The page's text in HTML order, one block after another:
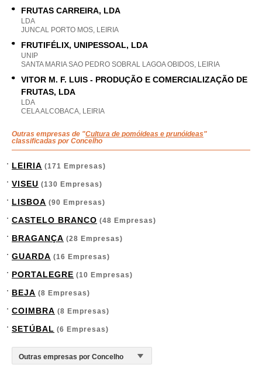
FRUTAS CARREIRA, LDA
LDA
JUNCAL PORTO MOS, LEIRIA
FRUTIFÉLIX, UNIPESSOAL, LDA
UNIP
SANTA MARIA SAO PEDRO SOBRAL LAGOA OBIDOS, LEIRIA
VITOR M. F. LUIS - PRODUÇÃO E COMERCIALIZAÇÃO DE
FRUTAS, LDA
LDA
CELA ALCOBACA, LEIRIA
Outras empresas de "Cultura de pomóideas e prunóideas"
classificadas por Concelho
LEIRIA (171 Empresas)
VISEU (130 Empresas)
LISBOA (90 Empresas)
CASTELO BRANCO (48 Empresas)
BRAGANÇA (28 Empresas)
GUARDA (16 Empresas)
PORTALEGRE (10 Empresas)
BEJA (8 Empresas)
COIMBRA (8 Empresas)
SETÚBAL (6 Empresas)